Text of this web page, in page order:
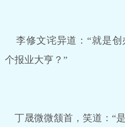
李修文诧异道：“就是创
个报业大亨？”
丁晟微微颔首，笑道：“